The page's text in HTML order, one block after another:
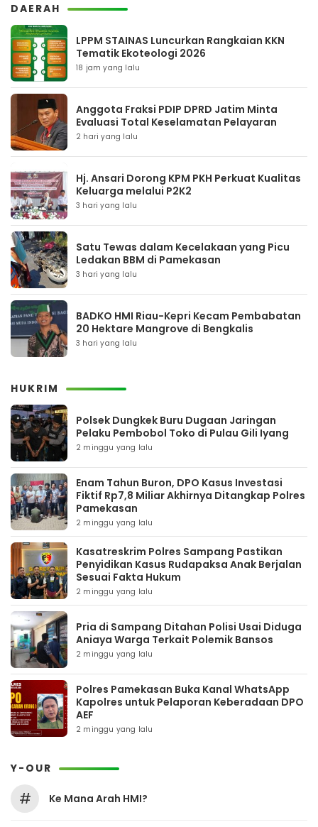
DAERAH
LPPM STAINAS Luncurkan Rangkaian KKN
Tematik Ekoteologi 2026
18 jam yang lalu
Anggota Fraksi PDIP DPRD Jatim Minta
Evaluasi Total Keselamatan Pelayaran
2 hari yang lalu
Hj. Ansari Dorong KPM PKH Perkuat Kualitas
Keluarga melalui P2K2
3 hari yang lalu
Satu Tewas dalam Kecelakaan yang Picu
Ledakan BBM di Pamekasan
3 hari yang lalu
BADKO HMI Riau-Kepri Kecam Pembabatan
20 Hektare Mangrove di Bengkalis
3 hari yang lalu
HUKRIM
Polsek Dungkek Buru Dugaan Jaringan
Pelaku Pembobol Toko di Pulau Gili Iyang
2 minggu yang lalu
Enam Tahun Buron, DPO Kasus Investasi
Fiktif Rp7,8 Miliar Akhirnya Ditangkap Polres
Pamekasan
2 minggu yang lalu
Kasatreskrim Polres Sampang Pastikan
Penyidikan Kasus Rudapaksa Anak Berjalan
Sesuai Fakta Hukum
2 minggu yang lalu
Pria di Sampang Ditahan Polisi Usai Diduga
Aniaya Warga Terkait Polemik Bansos
2 minggu yang lalu
Polres Pamekasan Buka Kanal WhatsApp
Kapolres untuk Pelaporan Keberadaan DPO
AEF
2 minggu yang lalu
Y-OUR
# Ke Mana Arah HMI?